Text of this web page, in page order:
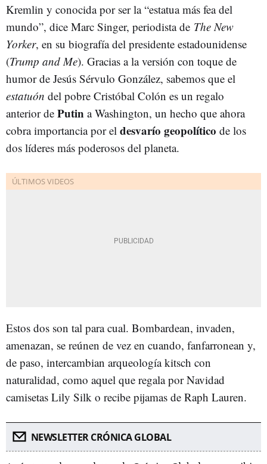
Kremlin y conocida por ser la “estatua más fea del
mundo”, dice Marc Singer, periodista de The New
Yorker, en su biografía del presidente estadounidense
(Trump and Me). Gracias a la versión con toque de
humor de Jesús Sérvulo González, sabemos que el
estatuón del pobre Cristóbal Colón es un regalo
anterior de Putin a Washington, un hecho que ahora
cobra importancia por el desvarío geopolítico de los
dos líderes más poderosos del planeta.
Estos dos son tal para cual. Bombardean, invaden,
amenazan, se reúnen de vez en cuando, fanfarronean y,
de paso, intercambian arqueología kitsch con
naturalidad, como aquel que regala por Navidad
camisetas Lily Silk o recibe pijamas de Raph Lauren.
NEWSLETTER CRÓNICA GLOBAL